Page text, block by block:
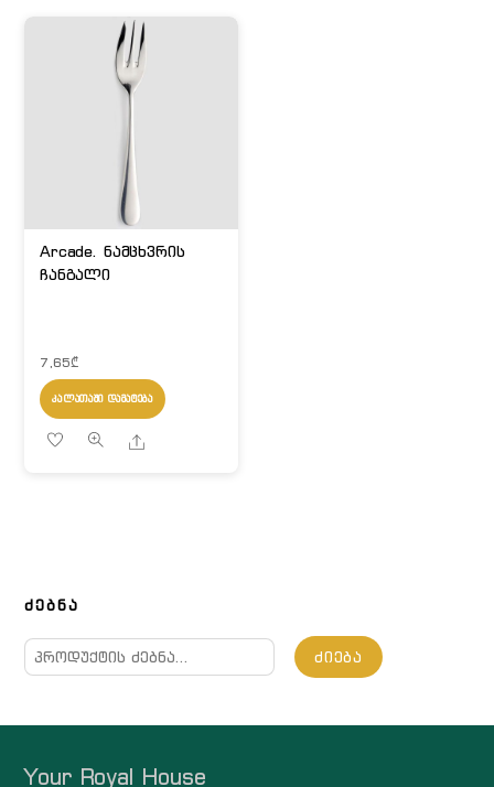
Arcade. ნამცხვრის
ჩანგალი
7,65₾
ᲙᲐᲚᲐᲗᲐᲨᲘ ᲓᲐᲛᲐᲢᲔᲑᲐ
Share
ᲫᲔᲑᲜᲐ
ძებნა:
ᲫᲘᲔᲑᲐ
Your Royal House